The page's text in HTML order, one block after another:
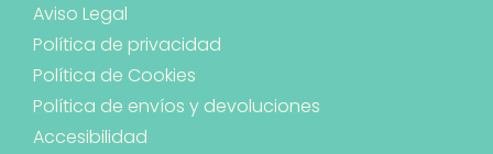
Aviso Legal
Política de privacidad
Política de Cookies
Política de envíos y devoluciones
Accesibilidad